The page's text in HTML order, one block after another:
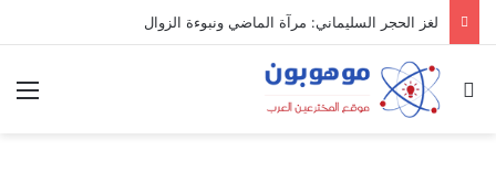
لغز الحجر السليماني: مرآة الماضي ونبوءة الزوال
بحث عن